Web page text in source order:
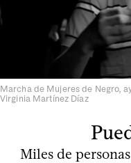
Marcha de Mujeres de Negro,
Virginia Martínez Díaz
Miles de